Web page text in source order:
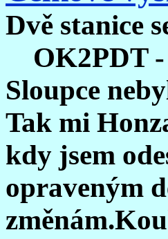
Dvě stanice
OK2PDT -
Sloupce
Tak mi
kdy jsem
opraveným